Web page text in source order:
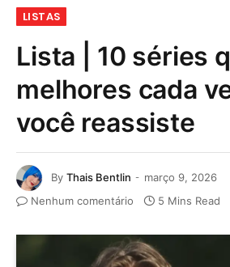
LISTAS
Lista | 10 séries
melhores cada
você reassiste
By Thais Bentlin
março 9, 2026
Nenhum comentário
5 Mins Read